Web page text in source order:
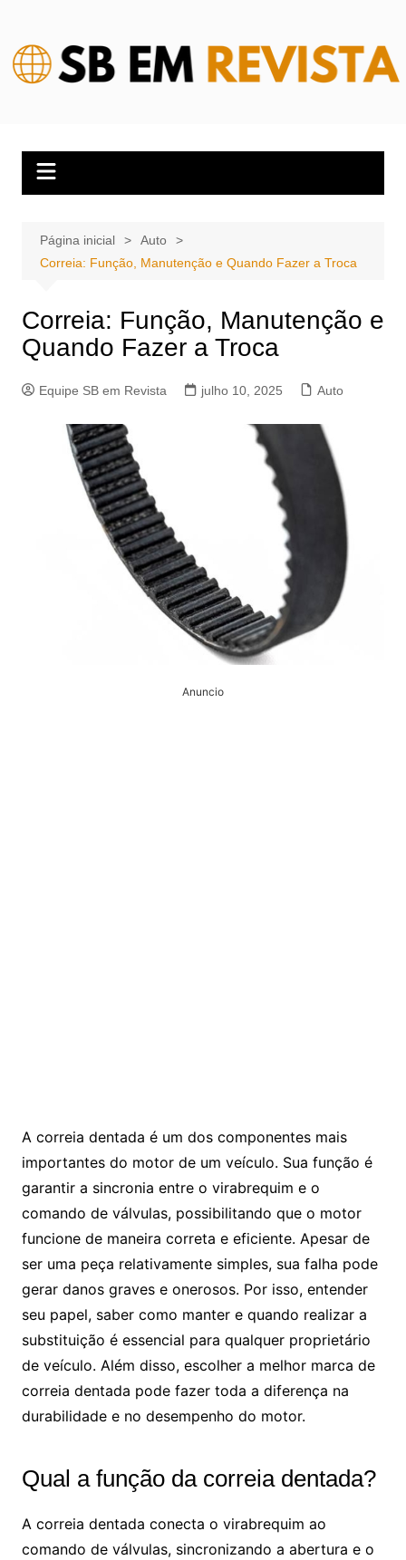
conteúdo
Página inicial
Auto
Correia: Função, Manutenção e Quando Fazer a Troca
Correia: Função, Manutenção e
Quando Fazer a Troca
Equipe SB em Revista julho 10, 2025 Auto
Anuncio
A correia dentada é um dos componentes mais
importantes do motor de um veículo. Sua função é
garantir a sincronia entre o virabrequim e o
comando de válvulas, possibilitando que o motor
funcione de maneira correta e eficiente. Apesar de
ser uma peça relativamente simples, sua falha pode
gerar danos graves e onerosos. Por isso, entender
seu papel, saber como manter e quando realizar a
substituição é essencial para qualquer proprietário
de veículo. Além disso, escolher a melhor marca de
correia dentada pode fazer toda a diferença na
durabilidade e no desempenho do motor.
Qual a função da correia dentada?
A correia dentada conecta o virabrequim ao
comando de válvulas, sincronizando a abertura e o